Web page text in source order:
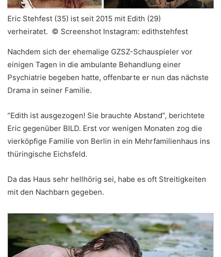
Eric Stehfest (35) ist seit 2015 mit Edith (29)
verheiratet. © Screenshot Instagram: edithstehfest
Nachdem sich der ehemalige GZSZ-Schauspieler vor
einigen Tagen in die ambulante Behandlung einer
Psychiatrie begeben hatte, offenbarte er nun das nächste
Drama in seiner Familie.
“Edith ist ausgezogen! Sie brauchte Abstand”, berichtete
Eric gegenüber BILD. Erst vor wenigen Monaten zog die
vierköpfige Familie von Berlin in ein Mehrfamilienhaus ins
thüringische Eichsfeld.
Da das Haus sehr hellhörig sei, habe es oft Streitigkeiten
mit den Nachbarn gegeben.